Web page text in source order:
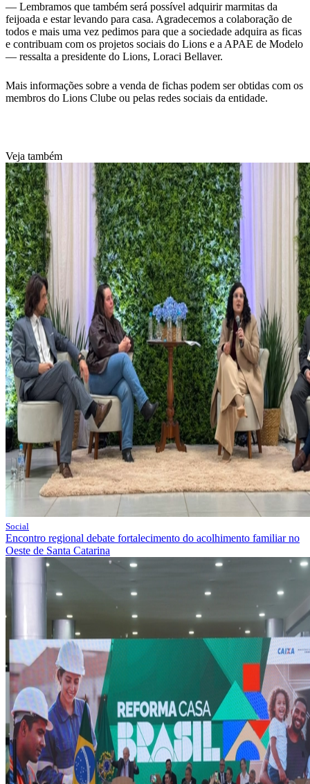
— Lembramos que também será possível adquirir marmitas da
feijoada e estar levando para casa. Agradecemos a colaboração de
todos e mais uma vez pedimos para que a sociedade adquira as ficas
e contribuam com os projetos sociais do Lions e a APAE de Modelo
— ressalta a presidente do Lions, Loraci Bellaver.
Mais informações sobre a venda de fichas podem ser obtidas com os
membros do Lions Clube ou pelas redes sociais da entidade.
Veja também
Social
Encontro regional debate fortalecimento do acolhimento familiar no
Oeste de Santa Catarina